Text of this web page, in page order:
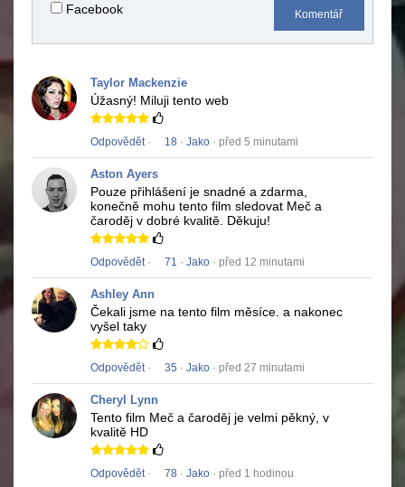
Facebook Komentář
Taylor Mackenzie
Úžasný! Miluji tento web
Odpovědět· 18 · Jako · před 5 minutami
Aston Ayers
Pouze přihlášení je snadné a zdarma,
konečně mohu tento film sledovat Meč a
čaroděj v dobré kvalitě. Děkuju!
Odpovědět· 71 · Jako · před 12 minutami
Ashley Ann
Čekali jsme na tento film měsíce. a nakonec
vyšel taky
Odpovědět· 35 · Jako · před 27 minutami
Cheryl Lynn
Tento film Meč a čaroděj je velmi pěkný, v
kvalitě HD
Odpovědět· 78 · Jako · před 1 hodinou